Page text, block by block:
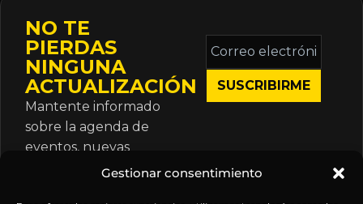
Gestionar consentimiento
NO TE
PIERDAS
NINGUNA
ACTUALIZACIÓN
Mantente informado
sobre la agenda de
eventos, nuevas
publicaciones y
Correo
electrónico
*